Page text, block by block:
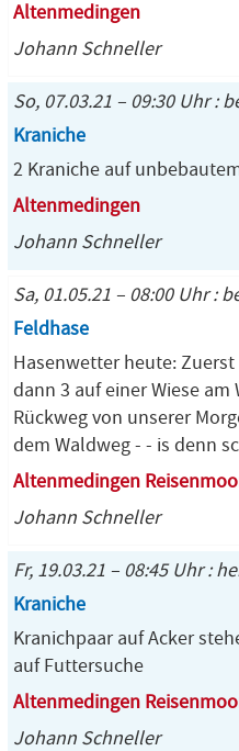
Altenmedingen
Johann Schneller
So, 07.03.21 – 09:30 Uhr :
Kraniche
2 Kraniche auf
Altenmedingen
Johann Schneller
Sa, 01.05.21 – 08:00 Uhr :
Feldhase
Hasenwetter heute:
dann 3 auf einer Wiese
Rückweg von unserer
dem Waldweg - - is denn
Altenmedingen
Johann Schneller
Fr, 19.03.21 – 08:45 Uhr :
Kraniche
Kranichpaar auf Acker
auf Futtersuche
Altenmedingen
Johann Schneller